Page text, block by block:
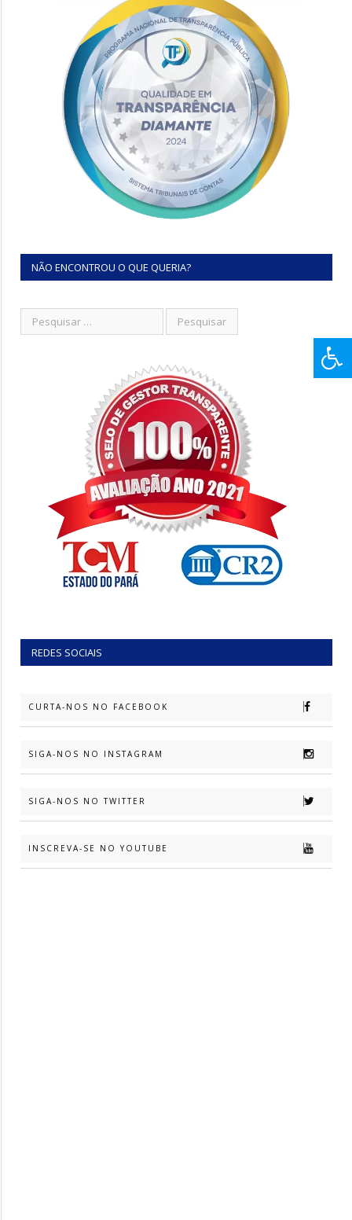
NÃO ENCONTROU O QUE QUERIA?
REDES SOCIAIS
CURTA-NOS NO FACEBOOK
SIGA-NOS NO INSTAGRAM
SIGA-NOS NO TWITTER
INSCREVA-SE NO YOUTUBE